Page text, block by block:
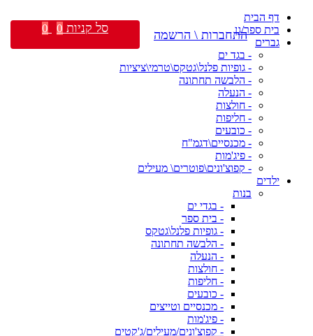
דף הבית
בית ספר/גן
גברים
- בגד ים
- גופיות פלנל\גטקס\טרמי\ציציות
- הלבשה תחתונה
- הנעלה
- חולצות
- חליפות
- כובעים
- מכנסיים\דגמ"ח
- פיג'מות
- קפוצ'ונים\פוטרים\ מעילים
ילדים
בנות
- בגדי ים
- בית ספר
- גופיות פלנל\גטקס
- הלבשה תחתונה
- הנעלה
- חולצות
- חליפות
- כובעים
- מכנסיים וטייצים
- פיג'מות
- קפוצ'ונים/מעילים/ג'קטים
התחברות \ הרשמה סל קניות 0
0